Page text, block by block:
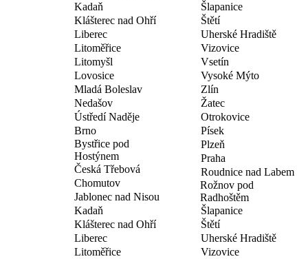
Kadaň
Klášterec nad Ohří
Liberec
Litoměřice
Litomyšl
Lovosice
Mladá Boleslav
Nedašov
Šlapanice
Štětí
Uherské Hradiště
Vizovice
Vsetín
Vysoké Mýto
Zlín
Žatec
Ústředí Naděje
Brno
Bystřice pod
Hostýnem
Česká Třebová
Chomutov
Jablonec nad Nisou
Kadaň
Klášterec nad Ohří
Liberec
Litoměřice
Otrokovice
Písek
Plzeň
Praha
Roudnice nad Labem
Rožnov pod
Radhoštěm
Šlapanice
Štětí
Uherské Hradiště
Vizovice